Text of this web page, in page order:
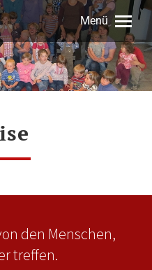
Menü
den Menschen,
treffen.